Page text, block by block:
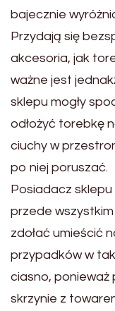
bajecznie
Przydają się
akcesoria, jak
ważne jest
sklepu mogły
odłożyć torebkę
ciuchy w
po niej poruszać.
Posiadacz
przede
zdołać umieścić
przypadków w
ciasno, ponieważ
skrzynie z